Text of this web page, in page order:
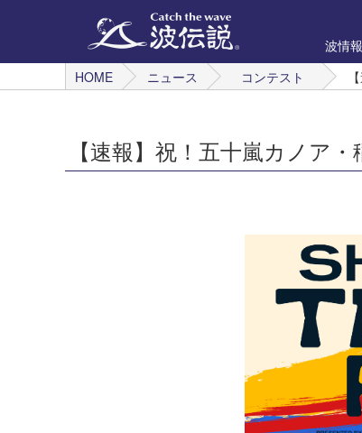
波情
HOME
ニュース コンテスト
【速報】祝！五十嵐カノア